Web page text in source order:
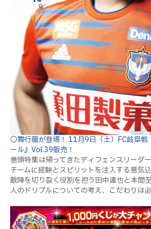
〇舞行龍が登場！ 11月9日（土）FC岐阜戦
ール』Vol.39販売！
巻頭特集は帰ってきたディフェンスリーダ
チームに経験とスピリットを注入する意気
敵陣を切り裂く役割を担う田中達也と本間
人のドリブルについての考え、こだわりは